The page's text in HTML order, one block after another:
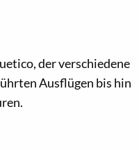
der verschiedene
Ausflügen bis hin